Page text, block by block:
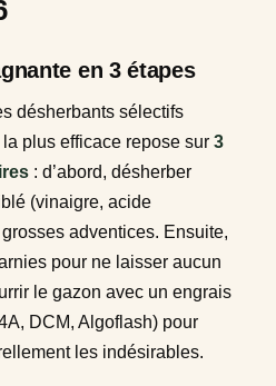
en 3 étapes
désherbants sélectifs
plus efficace repose sur 3
: d’abord, désherber
(vinaigre, acide
adventices. Ensuite,
pour ne laisser aucun
le gazon avec un engrais
DCM, Algoflash) pour
les indésirables.